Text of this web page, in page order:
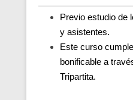
Previo estudio de
y asistentes.
Este curso
bonificable a
Tripartita.